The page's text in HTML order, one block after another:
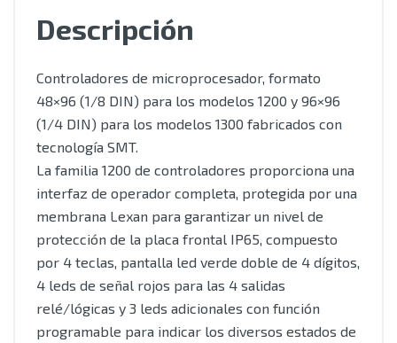
Descripción
Controladores de microprocesador, formato
48×96 (1/8 DIN) para los modelos 1200 y 96×96
(1/4 DIN) para los modelos 1300 fabricados con
tecnología SMT.
La familia 1200 de controladores proporciona una
interfaz de operador completa, protegida por una
membrana Lexan para garantizar un nivel de
protección de la placa frontal IP65, compuesto
por 4 teclas, pantalla led verde doble de 4 dígitos,
4 leds de señal rojos para las 4 salidas
relé/lógicas y 3 leds adicionales con función
programable para indicar los diversos estados de